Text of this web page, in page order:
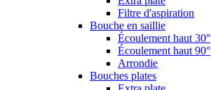
Filtre d'aspiration
Bouche en saillie
Écoulement haut 30°
Écoulement haut 90°
Arrondie
Bouches plates